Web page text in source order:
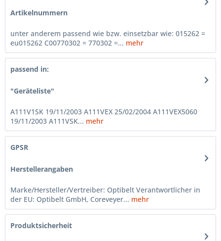
Artikelnummern
unter anderem passend wie bzw. einsetzbar wie: 015262 =
eu015262 C00770302 = 770302 =... mehr
passend in:
"Geräteliste"
A111V1SK 19/11/2003 A111VEX 25/02/2004 A111VEX5060
19/11/2003 A111VSK... mehr
GPSR
Herstellerangaben
Marke/Hersteller/Vertreiber: Optibelt Verantwortlicher in
der EU: Optibelt GmbH, Coreveyer... mehr
Produktsicherheit